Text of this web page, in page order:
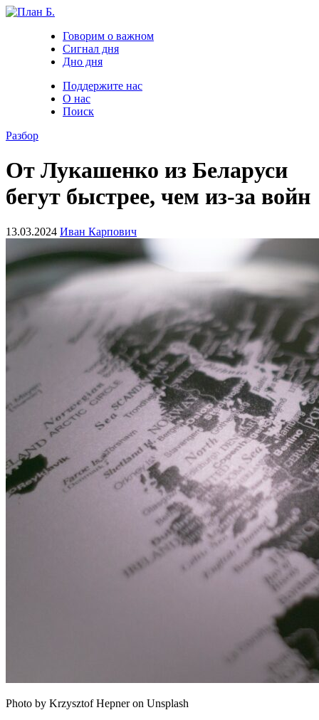
Говорим о важном
Сигнал дня
Дно дня
Поддержите нас
О нас
Поиск
Разбор
От Лукашенко из Беларуси
бегут быстрее, чем из-за войн
13.03.2024 Иван Карпович
Photo by Krzysztof Hepner on Unsplash